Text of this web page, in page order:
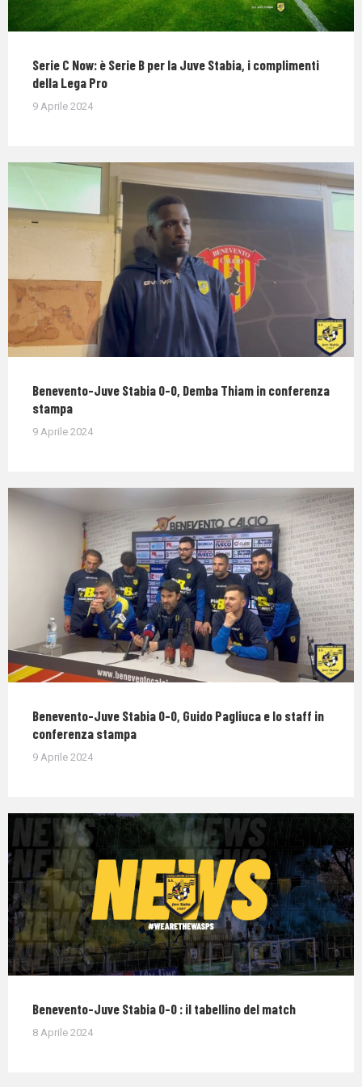
Serie C Now: è Serie B per la Juve Stabia, i complimenti
della Lega Pro
9 Aprile 2024
Benevento-Juve Stabia 0-0, Demba Thiam in conferenza
stampa
9 Aprile 2024
Benevento-Juve Stabia 0-0, Guido Pagliuca e lo staff in
conferenza stampa
9 Aprile 2024
Benevento-Juve Stabia 0-0 : il tabellino del match
8 Aprile 2024